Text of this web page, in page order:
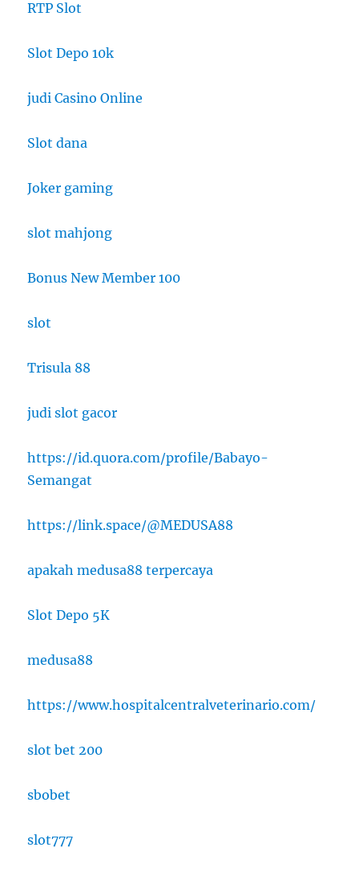
RTP Slot
Slot Depo 10k
judi Casino Online
Slot dana
Joker gaming
slot mahjong
Bonus New Member 100
slot
Trisula 88
judi slot gacor
https://id.quora.com/profile/Babayo-
Semangat
https://link.space/@MEDUSA88
apakah medusa88 terpercaya
Slot Depo 5K
medusa88
https://www.hospitalcentralveterinario.com/
slot bet 200
sbobet
slot777